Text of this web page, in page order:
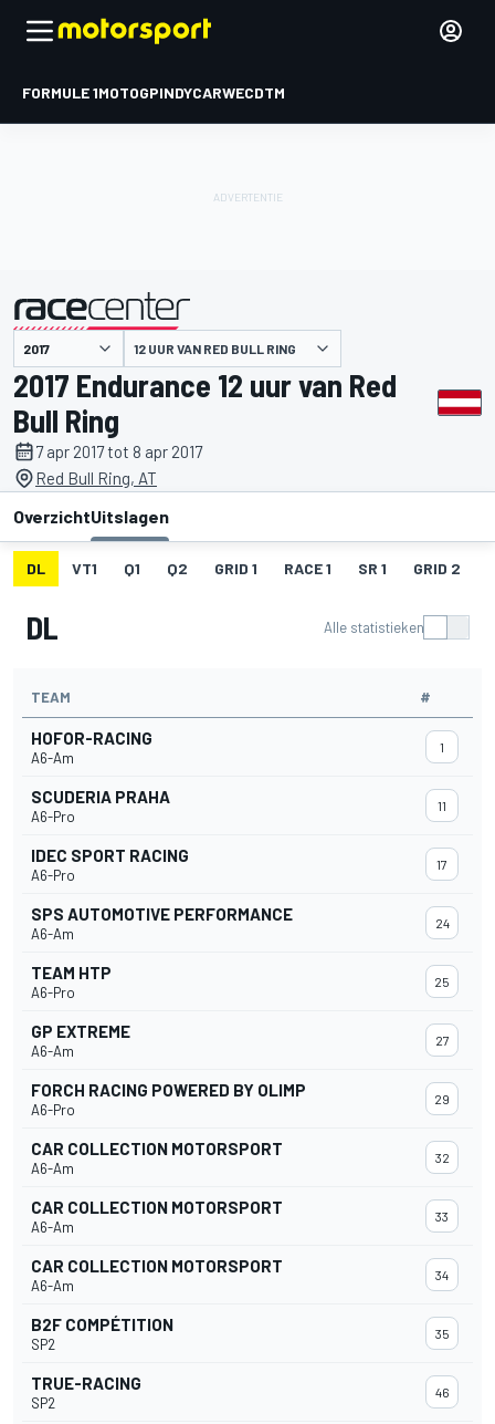
FORMULE 1MOTOGPINDYCARWECDTM
gepresenteerd door 12 UUR VAN RED BULL RING
2017 Endurance 12 uur van Red
Bull Ring
7 apr 2017 tot 8 apr 2017
Red Bull Ring, AT
OverzichtUitslagen
DL VT1 Q1 Q2 GRID 1 RACE 1 SR 1 GRID 2
DL Alle statistieken
TEAM #
HOFOR-RACING
A6-Am
1
SCUDERIA PRAHA
A6-Pro
11
IDEC SPORT RACING
A6-Pro
17
SPS AUTOMOTIVE PERFORMANCE
A6-Am
24
TEAM HTP
A6-Pro
25
GP EXTREME
A6-Am
27
FORCH RACING POWERED BY OLIMP
A6-Pro
29
CAR COLLECTION MOTORSPORT
A6-Am
32
CAR COLLECTION MOTORSPORT
A6-Am
33
CAR COLLECTION MOTORSPORT
A6-Am
34
B2F COMPÉTITION
SP2
35
TRUE-RACING
SP2
46